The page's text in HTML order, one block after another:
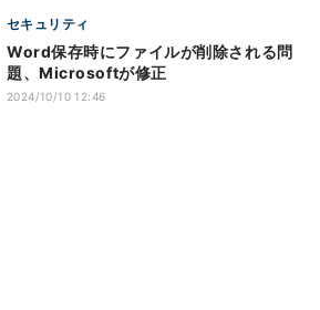
セキュリティ
Word保存時にファイルが削除される問
題、Microsoftが修正
2024/10/10 12:46